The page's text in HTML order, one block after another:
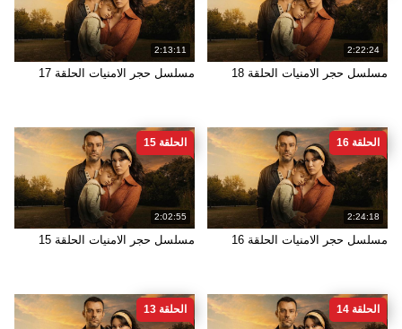
2:22:24
مسلسل حجر الامنيات الحلقة 18
2:13:11
مسلسل حجر الامنيات الحلقة 17
2:24:18
الحلقة 16
مسلسل حجر الامنيات الحلقة 16
2:02:55
الحلقة 15
مسلسل حجر الامنيات الحلقة 15
الحلقة 14 الحلقة 13